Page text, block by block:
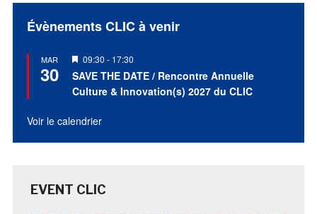
Évènements CLIC à venir
MAR
30
Mis
en
avant
09:30 - 17:30
SAVE THE DATE / Rencontre Annuelle
Culture & Innovation(s) 2027 du CLIC
Voir le calendrier
EVENT CLIC